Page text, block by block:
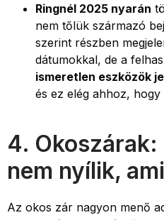
Ringnél 2025 nyarán
nem tőlük származó
szerint részben
dátumokkal, de a
ismeretlen eszközök
és ez elég ahhoz, hogy
4.
nem nyílik,
Az okos zár nagyon menő